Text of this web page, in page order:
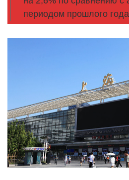
периодом прошлого года